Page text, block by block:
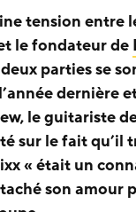
tension entre
le fondateur de
parties se
dernière
le guitariste
sur le fait qu’il
« était un
son amour